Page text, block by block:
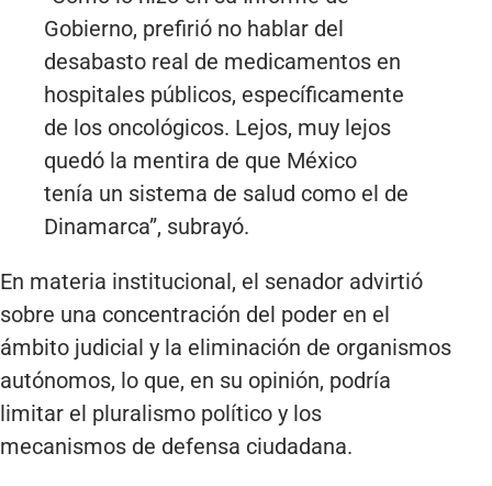
Gobierno, prefirió no hablar del
desabasto real de medicamentos en
hospitales públicos, específicamente
de los oncológicos. Lejos, muy lejos
quedó la mentira de que México
tenía un sistema de salud como el de
Dinamarca”, subrayó.
En materia institucional, el senador advirtió
sobre una concentración del poder en el
ámbito judicial y la eliminación de organismos
autónomos, lo que, en su opinión, podría
limitar el pluralismo político y los
mecanismos de defensa ciudadana.